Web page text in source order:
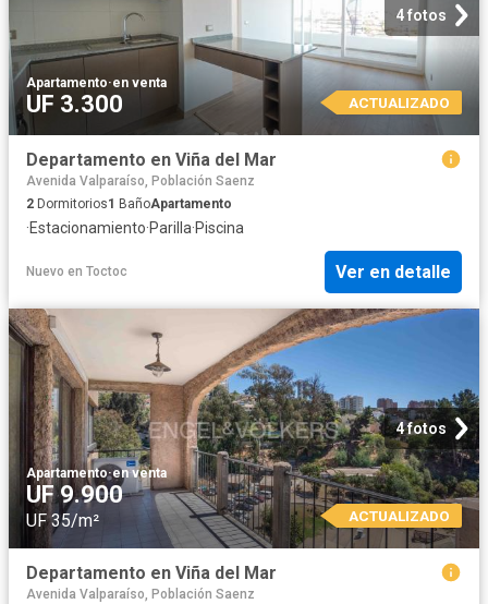
4 fotos
Apartamento·en venta
UF 3.300 ACTUALIZADO
Departamento en Viña del Mar
Avenida Valparaíso, Población Saenz
2 Dormitorios1 BañoApartamento
·Estacionamiento·Parilla·Piscina
Nuevo en Toctoc Ver en detalle
4 fotos
Apartamento·en venta
UF 9.900
UF 35/m² ACTUALIZADO
Departamento en Viña del Mar
Avenida Valparaíso, Población Saenz